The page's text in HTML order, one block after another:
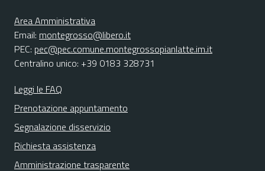
Area Amministrativa
Email: montegrosso@libero.it
PEC: pec@pec.comune.montegrossopianlatte.im.it
Centralino unico: +39 0183 328731
Leggi le FAQ
Prenotazione appuntamento
Segnalazione disservizio
Richiesta assistenza
Amministrazione trasparente